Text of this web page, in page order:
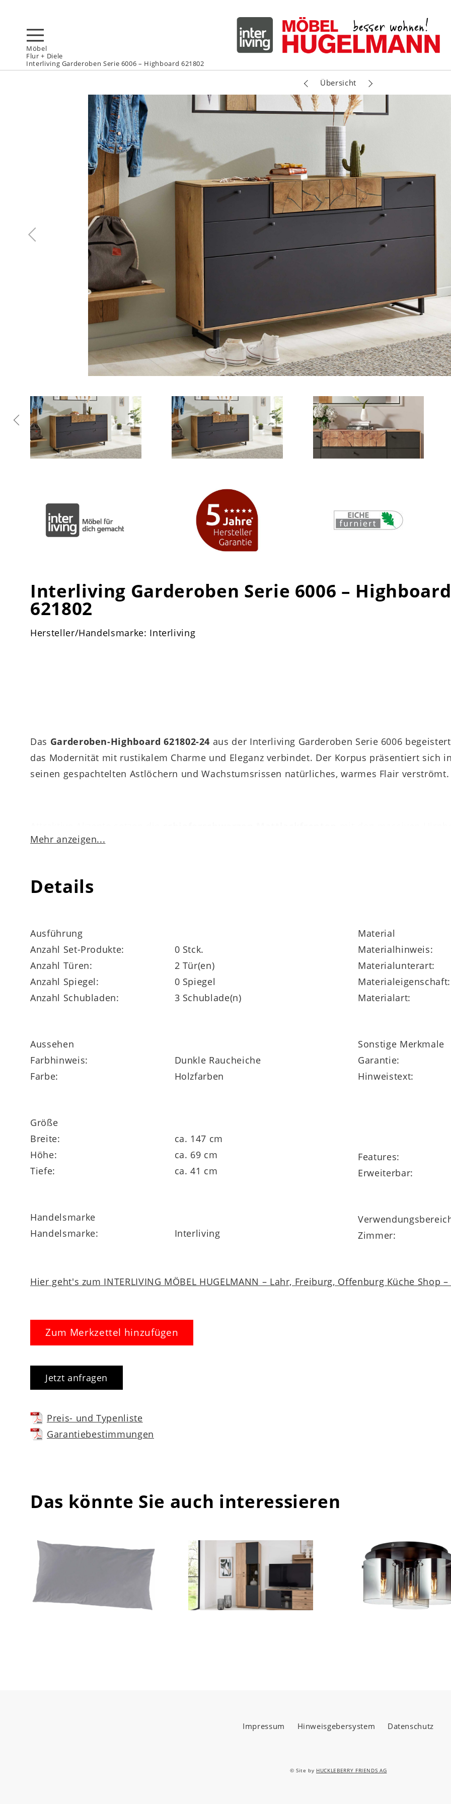
Möbel
Flur + Diele
Interliving Garderoben Serie 6006 – Highboard 621802
Übersicht
Interliving Garderoben Serie 6006 – Highboard
621802
Hersteller/Handelsmarke: Interliving
Das Garderoben-Highboard 621802-24 aus der Interliving Garderoben Serie 6006
das Modernität mit rustikalem Charme und Eleganz verbindet. Der Korpus präsentiert sich
seinen gespachtelten Astlöchern und Wachstumsrissen natürliches, warmes Flair verströmt.
Griffe aus puristisch-schieferschwarz pulverbeschichtetem Metall. Diese Charakteristika
mit zwei Zargen ausgestattet. Auch der Oberboden kann als Abstellfläche verwendet
Die Interliving Garderoben Serie 6006 ist ein individuell planbares Möbelprogramm, das
Ihre Wünsche anzupassen. Im Shop sind weitere Dielenmöbel im ähnlichen Design
5-Jahre-Herstellergarantie.
Mehr anzeigen...
Details
Ausführung
Anzahl Set-Produkte:
0 Stck.
Anzahl Türen:
2 Tür(en)
Anzahl Spiegel:
0 Spiegel
Anzahl Schubladen:
3 Schublade(n)
Aussehen
Farbhinweis:
Dunkle Raucheiche
Farbe:
Holzfarben
Größe
Breite:
ca. 147 cm
Höhe:
ca. 69 cm
Tiefe:
ca. 41 cm
Handelsmarke
Handelsmarke:
Interliving
Material
Materialhinweis:
Materialunterart:
Materialeigenschaft:
Materialart:
Sonstige Merkmale
Garantie:
Hinweistext:
Features:
Erweiterbar:
Zimmer:
Hier geht's zum INTERLIVING MÖBEL HUGELMANN – Lahr, Freiburg, Offenburg Küche
Zum Merkzettel hinzufügen
Jetzt anfragen
Preis- und Typenliste
Garantiebestimmungen
Das könnte Sie auch interessieren
Impressum Hinweisgebersystem Datenschutz
© Site by HUCKLEBERRY FRIENDS AG